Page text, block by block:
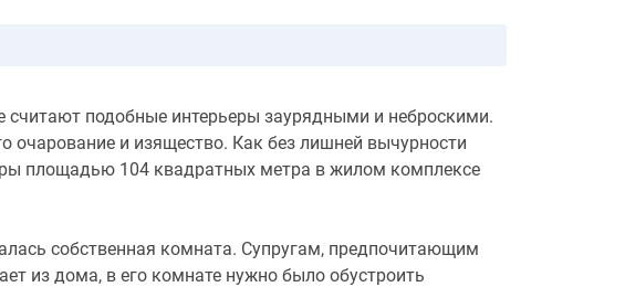
подобные интерьеры заурядными и неброскими.
очарование и изящество. Как без лишней вычурности
площадью 104 квадратных метра в жилом комплексе
собственная комната. Супругам, предпочитающим
из дома, в его комнате нужно было обустроить